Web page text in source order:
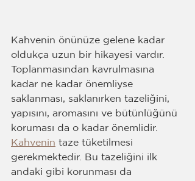
Kahvenin önünüze gelene kadar
oldukça uzun bir hikayesi vardır.
Toplanmasından kavrulmasına
kadar ne kadar önemliyse
saklanması, saklanırken tazeliğini,
yapısını, aromasını ve bütünlüğünü
koruması da o kadar önemlidir.
Kahvenin taze tüketilmesi
gerekmektedir. Bu tazeliğini ilk
andaki gibi korunması da